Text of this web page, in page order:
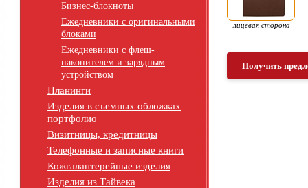
Бизнес-блокноты
Ежедневники с оригинальными
блоками
Ежедневники с флеш-
накопителем и зарядным
устройством
Планинги
Изделия в съемных обложках
портфолио
Визитницы, кредитницы
Телефонные и записные книги
Кожгалантерейные изделия
Изделия из Тайвека
лицевая сторона
Получить